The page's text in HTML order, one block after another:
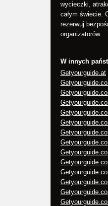
wycieczki,
całym świecie.
rezerwuj
organizatorów.
W innych
Getyourguide.at